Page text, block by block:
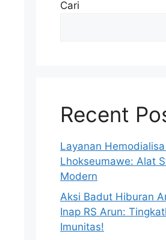
Cari
Recent
Layanan Hemodialisa
Lhokseumawe: Alat
Modern
Aksi Badut Hiburan
Inap RS Arun:
Imunitas!